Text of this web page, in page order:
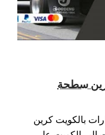
/ ونش كرين سطحة
بالكويت كرين